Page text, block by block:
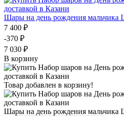
Шары на день рождения мальчика
7 400 ₽
-370 ₽
7 030 ₽
В корзину
Товар добавлен в корзину!
Шары на день рождения мальчика